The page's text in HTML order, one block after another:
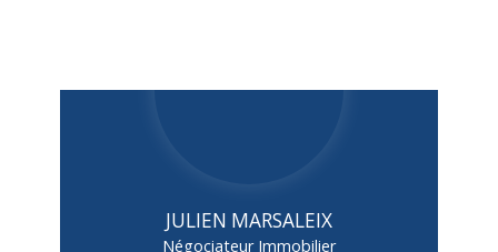
JULIEN MARSALEIX
Négociateur Immobilier